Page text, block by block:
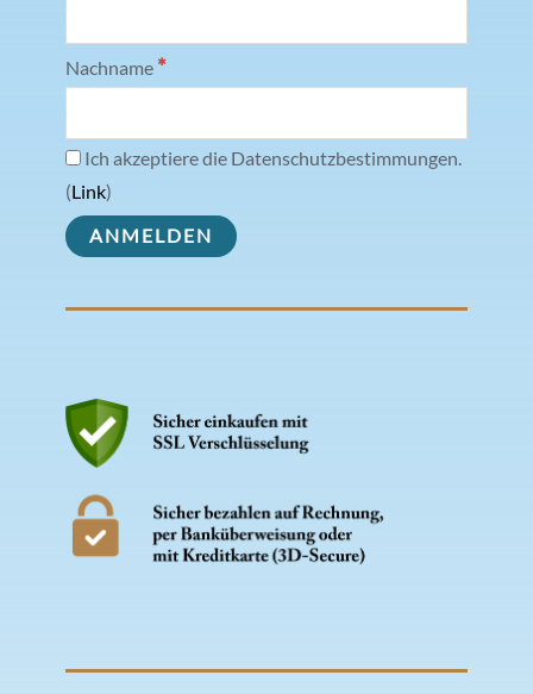
Nachname *
Ich akzeptiere die Datenschutzbestimmungen.
(Link)